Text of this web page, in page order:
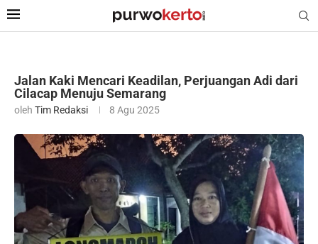
Jalan Kaki Mencari Keadilan, Perjuangan Adi dari
Cilacap Menuju Semarang
oleh Tim Redaksi 8 Agu 2025